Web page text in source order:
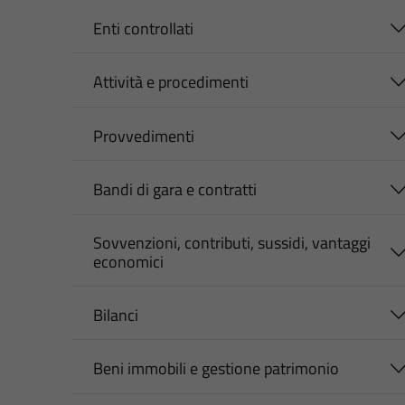
Enti controllati
Attività e procedimenti
Provvedimenti
Bandi di gara e contratti
Sovvenzioni, contributi, sussidi, vantaggi
economici
Bilanci
Beni immobili e gestione patrimonio